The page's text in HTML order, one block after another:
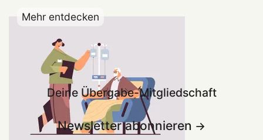
Mehr entdecken
Deine Übergabe-Mitgliedschaft
Newsletter abonnieren